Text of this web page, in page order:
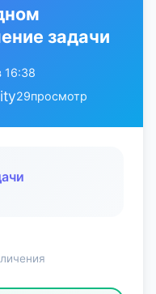
задачи
16:38
29просмотр